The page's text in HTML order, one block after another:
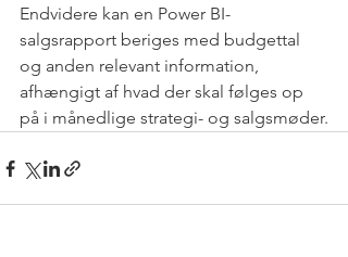
Endvidere kan en Power BI-
salgsrapport beriges med budgettal
og anden relevant information,
afhængigt af hvad der skal følges op
på i månedlige strategi- og salgsmøder.